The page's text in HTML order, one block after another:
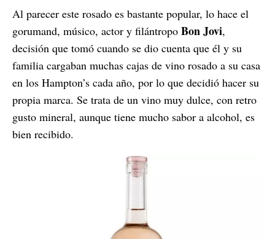
Al parecer este rosado es bastante popular, lo hace el
gorumand, músico, actor y filántropo Bon Jovi,
decisión que tomó cuando se dio cuenta que él y su
familia cargaban muchas cajas de vino rosado a su casa
en los Hampton’s cada año, por lo que decidió hacer su
propia marca. Se trata de un vino muy dulce, con retro
gusto mineral, aunque tiene mucho sabor a alcohol, es
bien recibido.